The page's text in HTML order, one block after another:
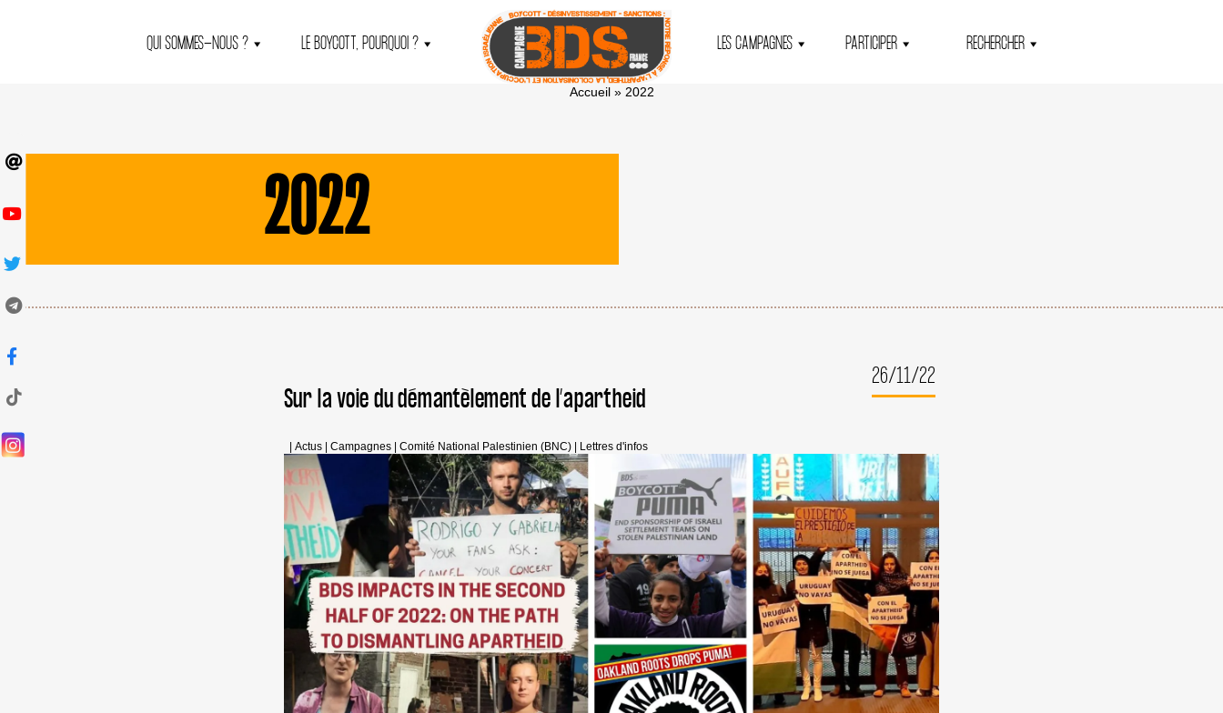
QUI SOMMES-NOUS ? LE BOYCOTT, POURQUOI ? LES CAMPAGNES PARTICIPER RECHERCHER
Accueil» 2022
2022
26/11/22
Sur la voie du démantèlement de l’apartheid
Actus| Campagnes| Comité National Palestinien (BNC)| Lettres d'infos